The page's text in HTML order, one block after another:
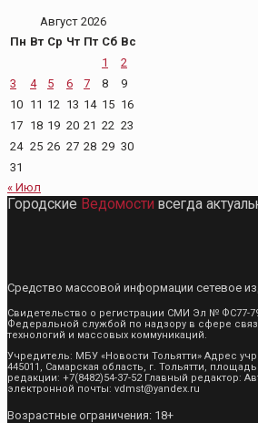
Август 2026
Пн Вт Ср Чт Пт Сб Вс
1
2
3
4 5 6 7 8
9
10 11 12 13 14 15 16
17 18 19 20 21 22 23
24 25 26 27 28 29 30
31
« Июл
Городские Ведомости всегда
Средство массовой информации сетевое
Свидетельство о регистрации СМИ Эл № ФС77-
Федеральной службой по надзору в сфере
технологий и массовых коммуникаций.
Учредитель: МБУ «Новости Тольятти» Адрес
445011, Самарская область, г. Тольятти,
редакции: +7(8482)54-37-52 Главный редактор:
электронной почты: vdmst@yandex.ru
Возрастные ограничения: 18+